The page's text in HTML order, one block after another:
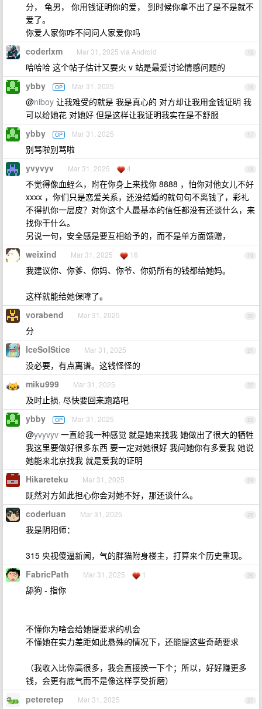
分， 龟男， 你用钱证明你的爱， 到时候你拿不出了是不是就不
爱了。
你爱人家你咋不问问人家爱你吗
15
coderlxm Mar 31, 2025 via Android
哈哈哈 这个帖子估计又要火 v 站是最爱讨论情感问题的
16
ybby OP Mar 31, 2025
@niboy 让我难受的就是 我是真心的 对方却让我用金钱证明 我
可以给她花 对她好 但是这样让我证明我实在是不舒服
17
ybby OP Mar 31, 2025
别骂啦别骂啦
18
yvyvyv Mar 31, 2025 4
不觉得像血蛭么，附在你身上来找你 8888 ，怕你对他女儿不好
xxxx ，你们只是恋爱关系，还没结婚的就句句不离钱了，彩礼
不得扒你一层皮？对你这个人最基本的信任都没有还谈什么，来
找你干什么。
另说一句，安全感是要互相给予的，而不是单方面馈赠，
19
weixind Mar 31, 2025 16
我建议你、你爹、你妈、你爷、你奶所有的钱都给她妈。
这样就能给她保障了。
20
vorabend Mar 31, 2025
分
21
IceSolStice Mar 31, 2025
没必要，有点离谱。这钱怪怪的
22
miku999 Mar 31, 2025
及时止损, 尽快要回来跑路吧
23
ybby OP Mar 31, 2025
@yvyvyv 一直给我一种感觉 就是她来找我 她做出了很大的牺牲
我这里要做好很多东西 要一定对她很好 我问她你有多爱我 她说
她能来北京找我 就是爱我的证明
24
Hikareteku Mar 31, 2025
既然对方如此担心你会对她不好，那还谈什么。
25
coderluan Mar 31, 2025
我是阴阳师：
315 央视傻逼新闻，气的胖猫附身楼主，打算来个历史重现。
26
FabricPath Mar 31, 2025 1
舔狗 - 指你
不懂你为啥会给她提要求的机会
不懂她在实力差距如此悬殊的情况下，还能提这些奇葩要求
（我收入比你高很多，我会直接换一下个；所以，好好赚更多
钱，会更有底气而不是像这样享受折磨）
27
peteretep Mar 31, 2025